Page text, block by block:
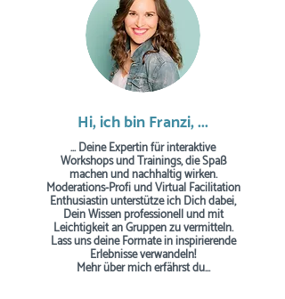
Hi, ich bin Franzi, ...
... Deine Expertin für interaktive
Workshops und Trainings, die Spaß
machen und nachhaltig wirken.
Moderations-Profi und Virtual Facilitation
Enthusiastin unterstütze ich Dich dabei,
Dein Wissen professionell und mit
Leichtigkeit an Gruppen zu vermitteln.
Lass uns deine Formate in inspirierende
Erlebnisse verwandeln!
Mehr über mich erfährst du...